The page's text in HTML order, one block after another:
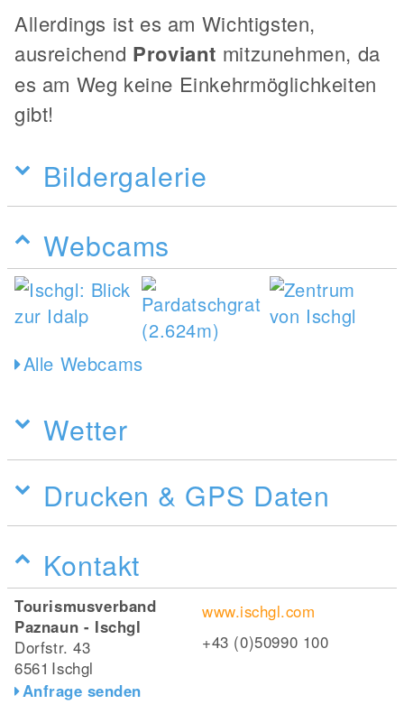
Allerdings ist es am Wichtigsten,
ausreichend Proviant mitzunehmen, da
es am Weg keine Einkehrmöglichkeiten
gibt!
Bildergalerie
Webcams
Alle Webcams
Wetter
Drucken & GPS Daten
Kontakt
Tourismusverband
Paznaun - Ischgl
Dorfstr. 43
6561 Ischgl
Anfrage senden
www.ischgl.com
+43 (0)50990 100